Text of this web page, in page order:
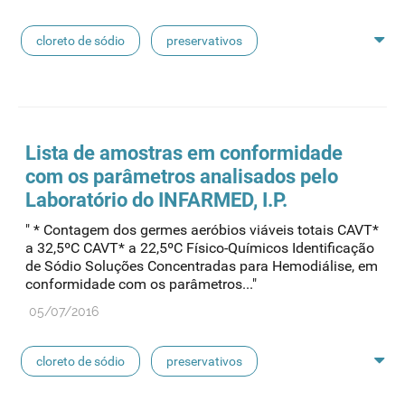
cloreto de sódio preservativos
pensos lancetas luvas cirúrgicas
concentrados de hemodiálise lavagem nasal
linhas de perfusão desinfetantes
Lista de amostras em conformidade
com os parâmetros analisados pelo
Laboratório do INFARMED, I.P.
" * Contagem dos germes aeróbios viáveis totais CAVT*
a 32,5ºC CAVT* a 22,5ºC Físico-Químicos Identificação
de Sódio Soluções Concentradas para Hemodiálise, em
conformidade com os parâmetros..."
05/07/2016
cloreto de sódio preservativos